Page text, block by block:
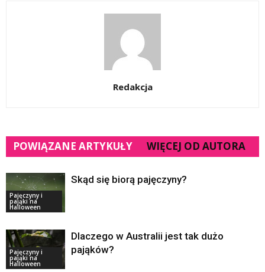
Redakcja
POWIĄZANE ARTYKUŁY WIĘCEJ OD AUTORA
Pajęczyny i
pająki na
Halloween
Skąd się biorą pajęczyny?
Pajęczyny i
pająki na
Halloween
Dlaczego w Australii jest tak dużo
pająków?